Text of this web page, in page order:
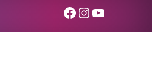
Facebook
Instagram
YouTube